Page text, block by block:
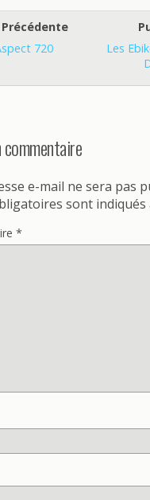
720
Les
commentaire
e-mail ne sera pas
sont indiqués
*